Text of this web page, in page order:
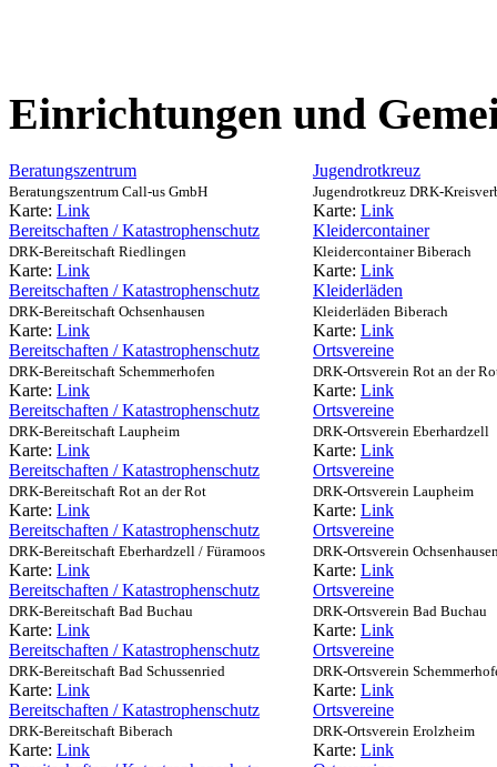
Einrichtungen und
Beratungszentrum
Beratungszentrum Call-us GmbH
Karte: Link
Jugendrotkreuz
Jugendrotkreuz DRK-
Karte: Link
Bereitschaften / Katastrophenschutz
DRK-Bereitschaft Riedlingen
Karte: Link
Kleidercontainer
Kleidercontainer Biberach
Karte: Link
Bereitschaften / Katastrophenschutz
DRK-Bereitschaft Ochsenhausen
Karte: Link
Kleiderläden
Kleiderläden Biberach
Karte: Link
Bereitschaften / Katastrophenschutz
DRK-Bereitschaft Schemmerhofen
Karte: Link
Ortsvereine
DRK-Ortsverein Rot an der
Karte: Link
Bereitschaften / Katastrophenschutz
DRK-Bereitschaft Laupheim
Karte: Link
Ortsvereine
DRK-Ortsverein Eberhardzell
Karte: Link
Bereitschaften / Katastrophenschutz
DRK-Bereitschaft Rot an der Rot
Karte: Link
Ortsvereine
DRK-Ortsverein Laupheim
Karte: Link
Bereitschaften / Katastrophenschutz
DRK-Bereitschaft Eberhardzell / Füramoos
Karte: Link
Ortsvereine
DRK-Ortsverein
Karte: Link
Bereitschaften / Katastrophenschutz
DRK-Bereitschaft Bad Buchau
Karte: Link
Ortsvereine
DRK-Ortsverein Bad Buchau
Karte: Link
Bereitschaften / Katastrophenschutz
DRK-Bereitschaft Bad Schussenried
Karte: Link
Ortsvereine
DRK-Ortsverein
Karte: Link
Bereitschaften / Katastrophenschutz
DRK-Bereitschaft Biberach
Karte: Link
Ortsvereine
DRK-Ortsverein Erolzheim
Karte: Link